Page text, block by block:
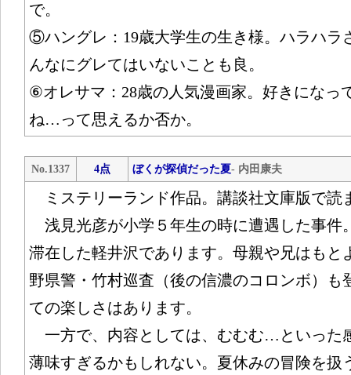
で。
⑤ハングレ：19歳大学生の生き様。ハラハラ
んなにグレてはいないことも良。
⑥オレサマ：28歳の人気漫画家。好きになっ
ね…って思えるか否か。
No.1337 4点 ぼくが探偵だった夏- 内田康夫
ミステリーランド作品。講談社文庫版で読
浅見光彦が小学５年生の時に遭遇した事件
滞在した軽井沢であります。母親や兄はもと
野県警・竹村巡査（後の信濃のコロンボ）も
ての楽しさはあります。
一方で、内容としては、むむむ…といった
薄味すぎるかもしれない。夏休みの冒険を扱